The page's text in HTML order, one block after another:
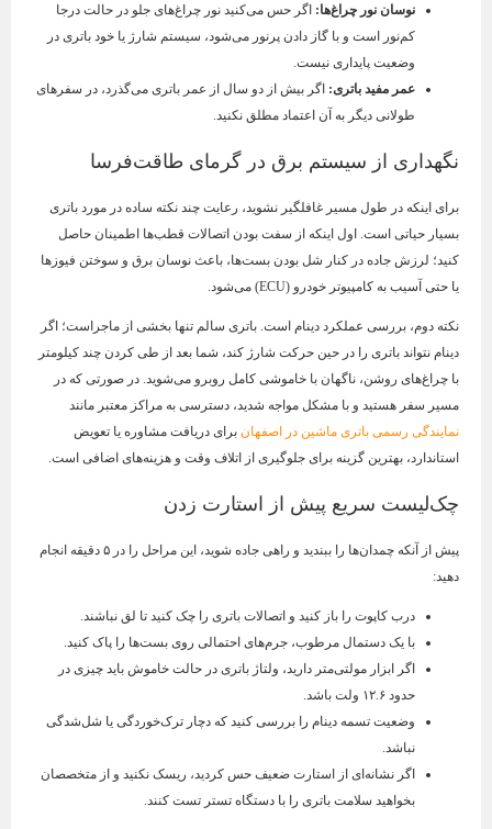
نوسان نور چراغ‌ها: اگر حس می‌کنید نور چراغ‌های جلو در حالت درجا
کم‌نور است و با گاز دادن پرنور می‌شود، سیستم شارژ یا خود باتری در
وضعیت پایداری نیست.
عمر مفید باتری: اگر بیش از دو سال از عمر باتری می‌گذرد، در سفرهای
طولانی دیگر به آن اعتماد مطلق نکنید.
نگهداری از سیستم برق در گرمای طاقت‌فرسا
برای اینکه در طول مسیر غافلگیر نشوید، رعایت چند نکته ساده در مورد باتری
بسیار حیاتی است. اول اینکه از سفت بودن اتصالات قطب‌ها اطمینان حاصل
کنید؛ لرزش جاده در کنار شل بودن بست‌ها، باعث نوسان برق و سوختن فیوزها
یا حتی آسیب به کامپیوتر خودرو (ECU) می‌شود.
نکته دوم، بررسی عملکرد دینام است. باتری سالم تنها بخشی از ماجراست؛ اگر
دینام نتواند باتری را در حین حرکت شارژ کند، شما بعد از طی کردن چند کیلومتر
با چراغ‌های روشن، ناگهان با خاموشی کامل روبرو می‌شوید. در صورتی که در
مسیر سفر هستید و با مشکل مواجه شدید، دسترسی به مراکز معتبر مانند
نمایندگی رسمی باتری ماشین در اصفهان برای دریافت مشاوره یا تعویض
استاندارد، بهترین گزینه برای جلوگیری از اتلاف وقت و هزینه‌های اضافی است.
چک‌لیست سریع پیش از استارت زدن
پیش از آنکه چمدان‌ها را ببندید و راهی جاده شوید، این مراحل را در ۵ دقیقه انجام
دهید:
درب کاپوت را باز کنید و اتصالات باتری را چک کنید تا لق نباشند.
با یک دستمال مرطوب، جرم‌های احتمالی روی بست‌ها را پاک کنید.
اگر ابزار مولتی‌متر دارید، ولتاژ باتری در حالت خاموش باید چیزی در
حدود ۱۲.۶ ولت باشد.
وضعیت تسمه دینام را بررسی کنید که دچار ترک‌خوردگی یا شل‌شدگی
نباشد.
اگر نشانه‌ای از استارت ضعیف حس کردید، ریسک نکنید و از متخصصان
بخواهید سلامت باتری را با دستگاه تستر تست کنند.